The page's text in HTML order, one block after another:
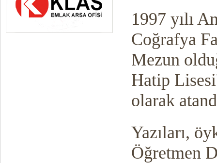
1997 yılı
Coğrafya
Mezun
Hatip
olarak
Yazıları,
Öğretmen